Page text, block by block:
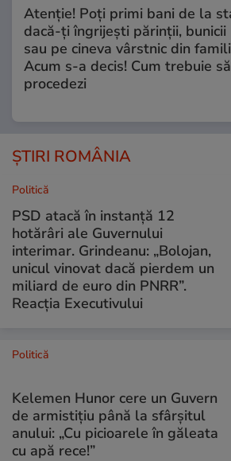
Atenție! Poți primi bani de la
dacă-ți îngrijești părinții, bunicii
sau pe cineva vârstnic din
Acum s-a decis! Cum trebuie să
procedezi
ȘTIRI ROMÂNIA
Politică
PSD atacă în instanță 12
hotărâri ale Guvernului
interimar. Grindeanu: „Bolojan,
unicul vinovat dacă pierdem un
miliard de euro din PNRR”.
Reacția Executivului
Politică
Kelemen Hunor cere un Guvern
de armistițiu până la sfârșitul
anului: „Cu picioarele în găleata
cu apă rece!”